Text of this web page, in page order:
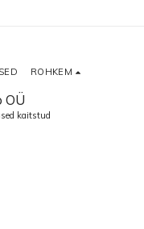
OÜ
kaitstud
ROHKEM